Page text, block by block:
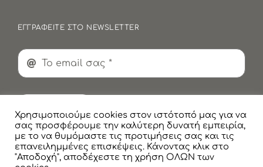
ΕΓΓΡΑΦΕΙΤΕ ΣΤΟ NEWSLETTER
Χρησιμοποιούμε cookies στον ιστότοπό μας για να
σας προσφέρουμε την καλύτερη δυνατή εμπειρία,
με το να θυμόμαστε τις προτιμήσεις σας και τις
επανειλημμένες επισκέψεις. Κάνοντας κλικ στο
"Αποδοχή", αποδέχεστε τη χρήση ΟΛΩΝ των